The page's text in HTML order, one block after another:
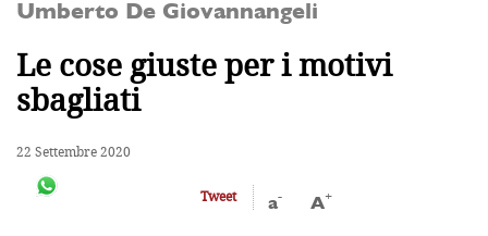
Umberto De Giovannangeli
Le cose giuste per i motivi
sbagliati
22 Settembre 2020
Tweet a- A+